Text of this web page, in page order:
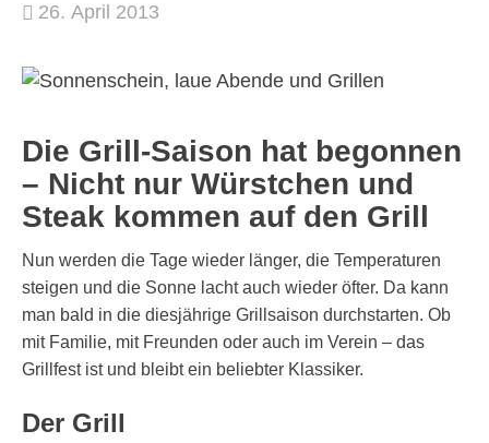
26. April 2013
Die Grill-Saison hat begonnen
– Nicht nur Würstchen und
Steak kommen auf den Grill
Nun werden die Tage wieder länger, die Temperaturen
steigen und die Sonne lacht auch wieder öfter. Da kann
man bald in die diesjährige Grillsaison durchstarten. Ob
mit Familie, mit Freunden oder auch im Verein – das
Grillfest ist und bleibt ein beliebter Klassiker.
Der Grill